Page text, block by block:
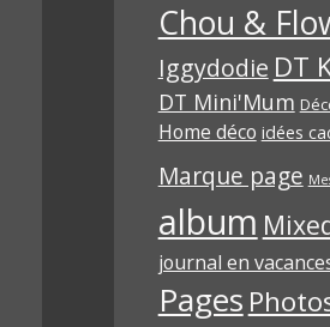
Chou &
Iggydodie DT
DT Mini'Mum
Home déco idées
Marque page
album
journal en
Pages